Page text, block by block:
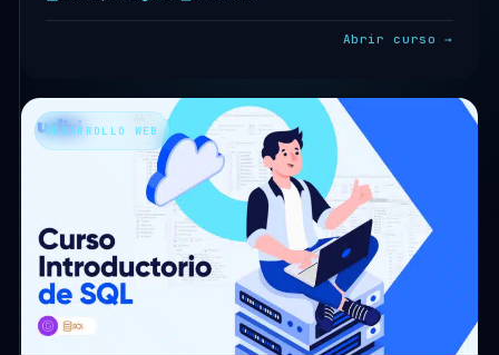
Abrir curso →
DESARROLLO WEB